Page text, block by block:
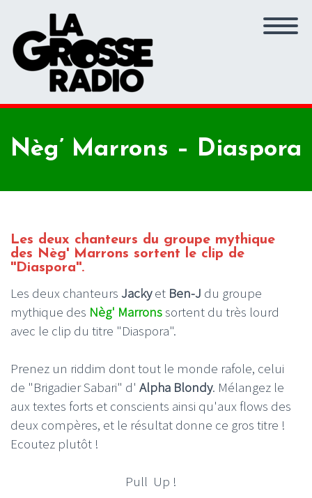
Nèg’ Marrons – Diaspora
Les deux chanteurs du groupe mythique
des Nèg' Marrons sortent le clip de
''Diaspora''.
Les deux chanteurs Jackyet Ben-J du groupe
mythique des Nèg' Marronssortent du très lourd
avec le clip du titre "Diaspora".
Prenez un riddim dont tout le monde rafole, celui
de "Brigadier Sabari" d' Alpha Blondy. Mélangez le
aux textes forts et conscients ainsi qu'aux flows des
deux compères, et le résultat donne ce gros titre !
Ecoutez plutôt !
Pull Up !